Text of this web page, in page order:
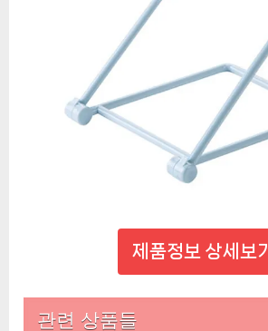
제품정보 상세보기
관련 상품들